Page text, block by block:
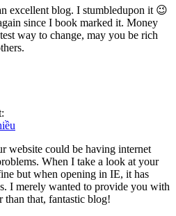
excellent blog. I stumbledupon it 😉
since I book marked it. Money
way to change, may you be rich
website could be having internet
When I take a look at your
but when opening in IE, it has
I merely wanted to provide you with
than that, fantastic blog!